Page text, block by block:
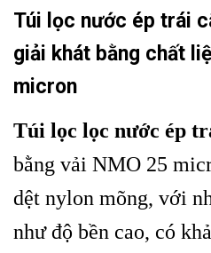
Túi lọc nước ép trái
giải khát bằng chất
micron
Túi lọc lọc nước ép
bằng vải NMO 25
dệt nylon mõng, với
như độ bền cao, có